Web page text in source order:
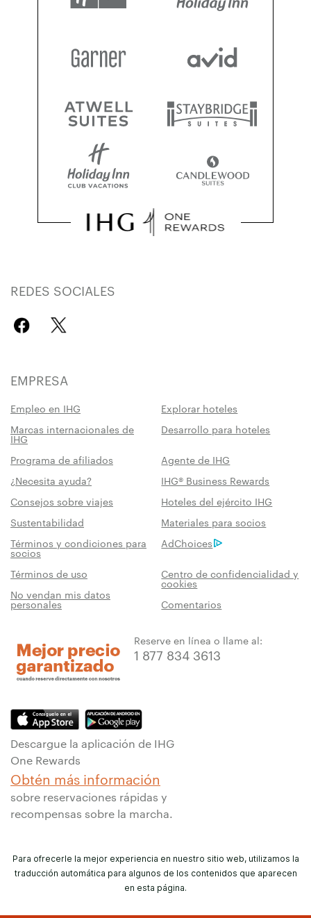
REDES SOCIALES
EMPRESA
Empleo en IHG
Explorar hoteles
Marcas internacionales de
IHG
Desarrollo para hoteles
Programa de afiliados
Agente de IHG
¿Necesita ayuda?
IHG® Business Rewards
Consejos sobre viajes
Hoteles del ejército IHG
Sustentabilidad
Materiales para socios
Términos y condiciones para
socios
AdChoices
Términos de uso Centro de confidencialidad y
cookies
No vendan mis datos
personales Comentarios
Reserve en línea o llame al:
1 877 834 3613
Descargue la aplicación de IHG
One Rewards
Obtén más información
sobre reservaciones rápidas y
recompensas sobre la marcha.
Para ofrecerle la mejor experiencia en nuestro sitio web, utilizamos la
traducción automática para algunos de los contenidos que aparecen
en esta página.